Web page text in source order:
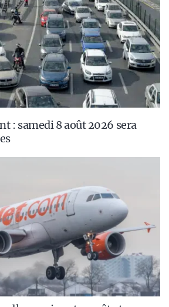
: samedi 8 août 2026 sera